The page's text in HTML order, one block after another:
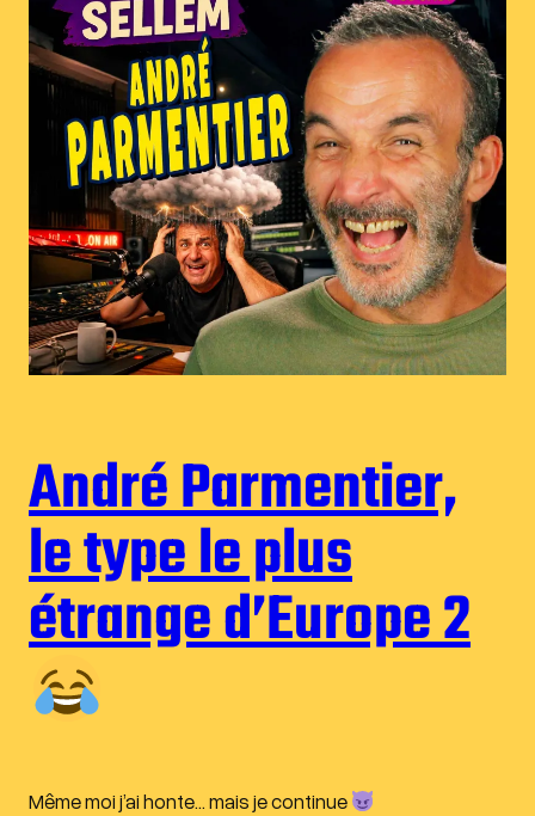
André Parmentier,
le type le plus
étrange d’Europe 2
Même moi j’ai honte… mais je continue